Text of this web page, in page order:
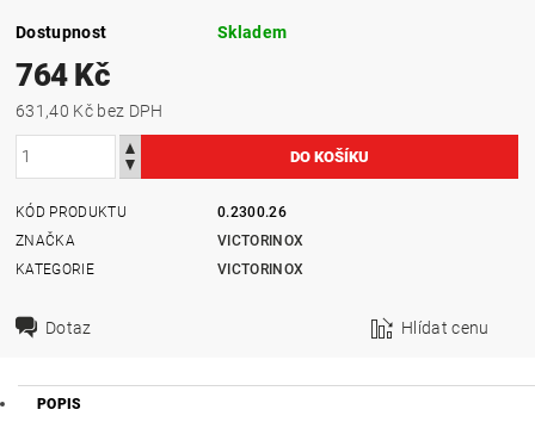
Dostupnost Skladem
764 Kč
631,40 Kč bez DPH
KÓD PRODUKTU
0.2300.26
ZNAČKA
VICTORINOX
KATEGORIE
VICTORINOX
Dotaz Hlídat cenu
POPIS